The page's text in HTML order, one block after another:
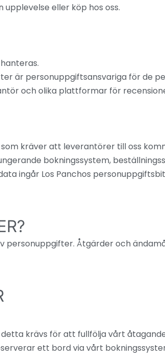
eller köp hos oss.
är personuppgiftsansvariga för de
och olika plattformar för
kräver att leverantörer till oss
bokningssystem,
ingår Los Panchos
personuppgifter. Åtgärder och
krävs för att fullfölja vårt
ett bord via vårt